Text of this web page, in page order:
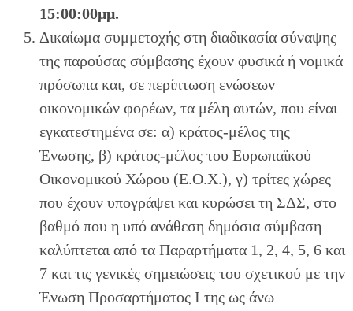
15:00:00μμ.
Δικαίωμα συμμετοχής στη διαδικασία σύναψης
της παρούσας σύμβασης έχουν φυσικά ή νομικά
πρόσωπα και, σε περίπτωση ενώσεων
οικονομικών φορέων, τα μέλη αυτών, που είναι
εγκατεστημένα σε: α) κράτος-μέλος της
Ένωσης, β) κράτος-μέλος του Ευρωπαϊκού
Οικονομικού Χώρου (Ε.Ο.Χ.), γ) τρίτες χώρες
που έχουν υπογράψει και κυρώσει τη ΣΔΣ, στο
βαθμό που η υπό ανάθεση δημόσια σύμβαση
καλύπτεται από τα Παραρτήματα 1, 2, 4, 5, 6 και
7 και τις γενικές σημειώσεις του σχετικού με την
Ένωση Προσαρτήματος I της ως άνω